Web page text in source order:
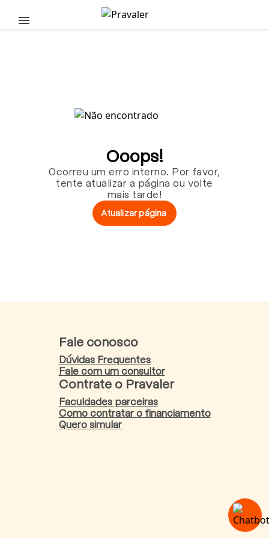
Pular para o conteúdo principal
Ooops!
Ocorreu um erro interno. Por favor,
tente atualizar a página ou volte
mais tarde!
Atualizar página
Fale conosco
Dúvidas Frequentes
Fale com um consultor
Contrate o Pravaler
Faculdades parceiras
Como contratar o financiamento
Quero simular